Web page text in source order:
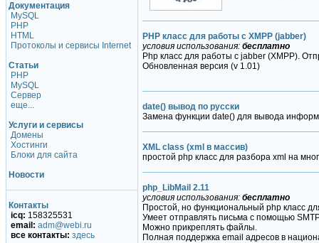
Документация
MySQL
PHP
HTML
Протоколы и сервисы Internet
Статьи
PHP
MySQL
Сервер
еще...
Услуги и сервисы
Домены
Хостинги
Блоки для сайта
Новости
Контакты
icq: 158325531
email: adm@webi.ru
все контакты: здесь
PHP класс для работы с XMPP (jabber)
условия использования: бесплатно
Php класс для работы с jabber (XMPP).
Обновленная версия (v 1.01)
date() вывод по русски
Замена функции date() для вывода
XML class (xml в массив)
простой php класс для разбора xml на
php_LibMail 2.11
условия использования: бесплатно
Простой, но функциональный php класс
Умеет отправлять письма с помощью
Можно прикреплять файлы.
Полная поддержка email адресов в